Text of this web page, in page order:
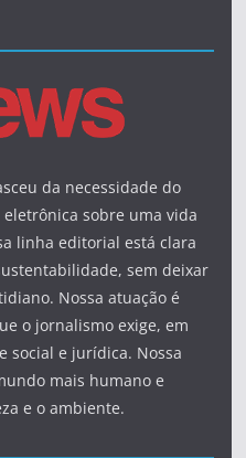
da necessidade do
sobre uma vida
linha editorial está clara
sem deixar
Nossa atuação é
o jornalismo exige, em
social e jurídica. Nossa
mais humano e
e o ambiente.